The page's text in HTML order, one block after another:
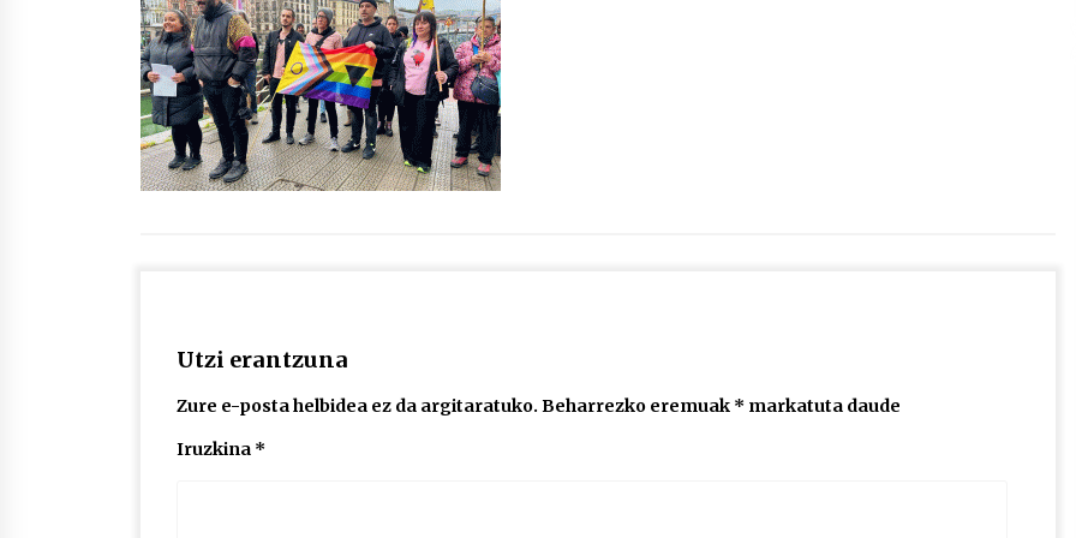
protagonista
2026/07/16
POTTO: San Pedro jaietako bertso-
saioa
2026/07/09
Utzi erantzuna
Zure e-posta helbidea ez da argitaratuko. Beharrezko eremuak * markatuta daude
Iruzkina *